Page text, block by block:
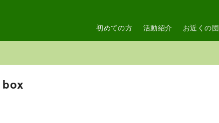
初めての方 活動紹介 お近くの団
box